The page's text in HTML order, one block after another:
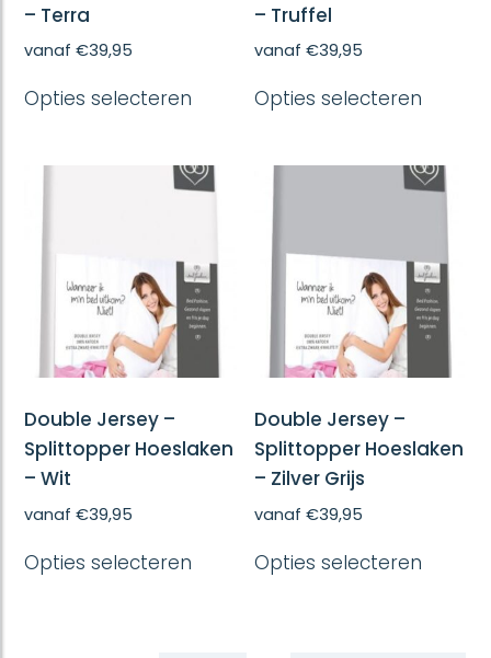
– Terra
vanaf€39,95
Opties selecteren product
variaties.
Deze
worden
op
de
productpagina
– Truffel
vanaf€39,95
Opties selecteren
Deze
op
de
Double Jersey –
Splittopper Hoeslaken
– Wit
vanaf€39,95
Opties selecteren product
Double Jersey –
Splittopper Hoeslaken
– Zilver Grijs
vanaf€39,95
Opties selecteren